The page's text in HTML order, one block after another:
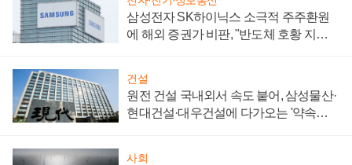
삼성전자 SK하이닉스 소극적 주주환원
에 해외 증권가 비판, "반도체 호황 지속
건설
원전 건설 국내외서 속도 붙어, 삼성물산·
현대건설·대우건설에 다가오는 '약속의
사회